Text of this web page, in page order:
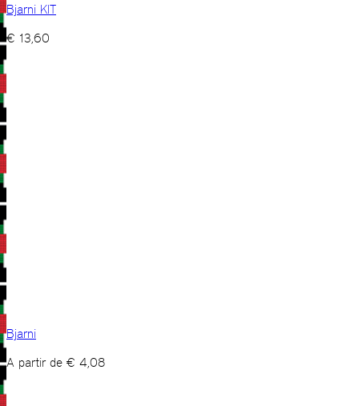
Bjarni KIT
€ 13,60
Bjarni
A partir de € 4,08